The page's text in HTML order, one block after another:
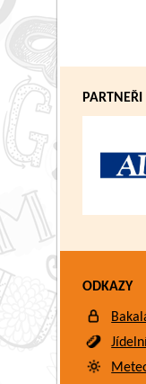
PARTNEŘI
ODKAZY